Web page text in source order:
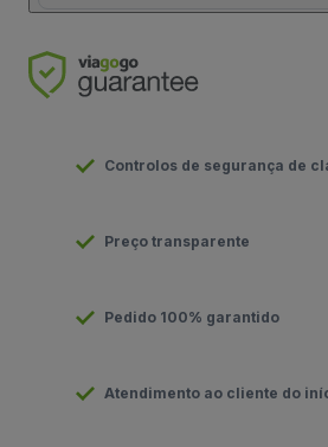
Controlos de segurança de
Preço transparente
Pedido 100% garantido
Atendimento ao cliente do